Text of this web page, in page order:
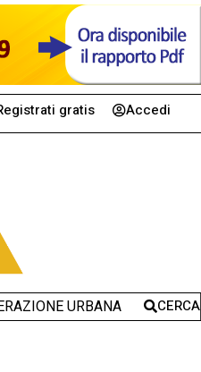
gratis Accedi
URBANA CERCA